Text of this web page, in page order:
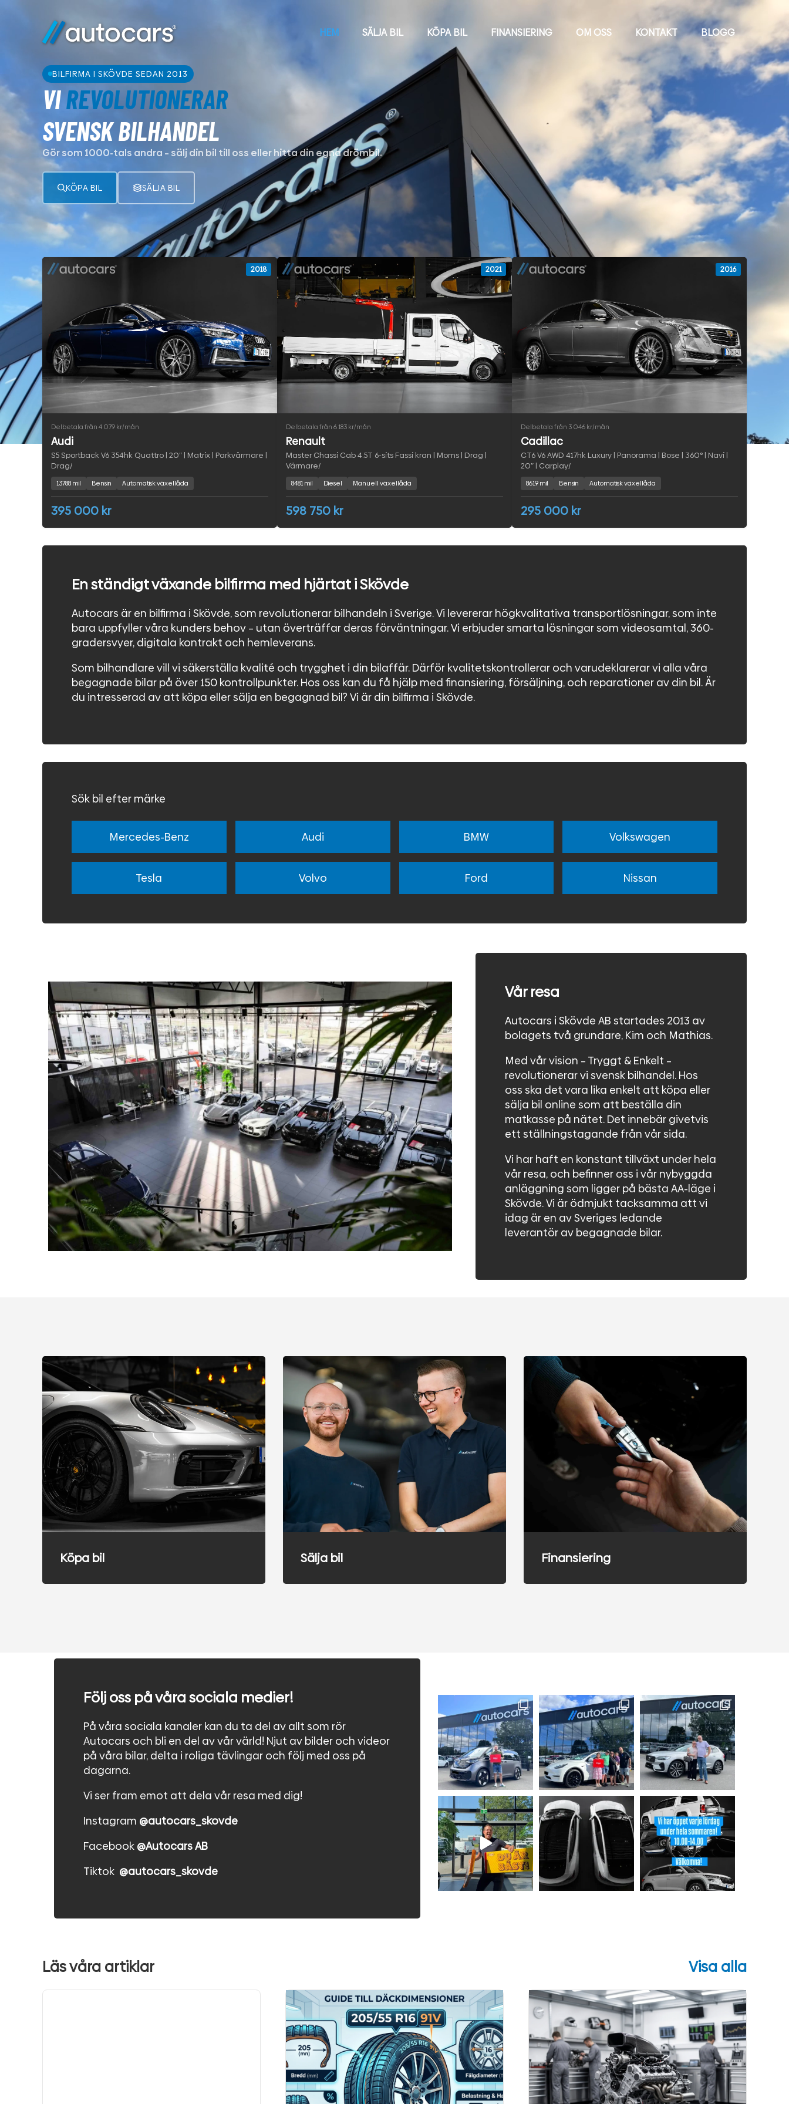
HEM SÄLJA BIL KÖPA BIL FINANSIERING OM OSS KONTAKT BLOGG
BILFIRMA I SKÖVDE SEDAN 2013
VIREVOLUTIONERAR
SVENSK BILHANDEL
Gör som 1000-tals andra – sälj din bil till oss eller hitta din egna drömbil.
KÖPA BIL SÄLJA BIL
Visa alla fordon
2018
Delbetala från 4 079 kr/mån
Audi
S5 Sportback V6 354hk Quattro | 20″ | Matrix | Parkvärmare |
Drag/
13788 mil Bensin Automatisk växellåda
395 000 kr
2021
Delbetala från 6 183 kr/mån
Renault
Master Chassi Cab 4.5T 6-sits Fassi kran | Moms | Drag |
Värmare/
8481 mil Diesel Manuell växellåda
598 750 kr
2016
Delbetala från 3 046 kr/mån
Cadillac
CT6 V6 AWD 417hk Luxury | Panorama | Bose | 360° | Navi |
20″ | Carplay/
8619 mil Bensin Automatisk växellåda
295 000 kr
En ständigt växande bilfirma med hjärtat i Skövde
Autocars är en bilfirma i Skövde, som revolutionerar bilhandeln i Sverige. Vi levererar högkvalitativa transportlösningar, som inte
bara uppfyller våra kunders behov – utan överträffar deras förväntningar. Vi erbjuder smarta lösningar som videosamtal, 360-
gradersvyer, digitala kontrakt och hemleverans.
Som bilhandlare vill vi säkerställa kvalité och trygghet i din bilaffär. Därför kvalitetskontrollerar och varudeklarerar vi alla våra
begagnade bilar på över 150 kontrollpunkter. Hos oss kan du få hjälp med finansiering, försäljning, och reparationer av din bil. Är
du intresserad av att köpa eller sälja en begagnad bil? Vi är din bilfirma i Skövde.
Sök bil efter märke
Mercedes-Benz Audi BMW Volkswagen
Tesla Volvo Ford Nissan
Vår resa
Autocars i Skövde AB startades 2013 av
bolagets två grundare, Kim och Mathias.
Med vår vision – Tryggt & Enkelt –
revolutionerar vi svensk bilhandel. Hos
oss ska det vara lika enkelt att köpa eller
sälja bil online som att beställa din
matkasse på nätet. Det innebär givetvis
ett ställningstagande från vår sida.
Vi har haft en konstant tillväxt under hela
vår resa, och befinner oss i vår nybyggda
anläggning som ligger på bästa AA-läge i
Skövde. Vi är ödmjukt tacksamma att vi
idag är en av Sveriges ledande
leverantör av begagnade bilar.
Köpa bil Sälja bil Finansiering
Följ oss på våra sociala medier!
På våra sociala kanaler kan du ta del av allt som rör
Autocars och bli en del av vår värld! Njut av bilder och videor
på våra bilar, delta i roliga tävlingar och följ med oss på
dagarna.
Vi ser fram emot att dela vår resa med dig!
Instagram @autocars_skovde
Facebook @Autocars AB
Tiktok @autocars_skovde
Läs våra artiklar Visa alla